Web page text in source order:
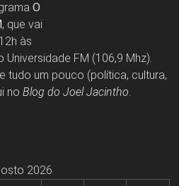
O
, que vai
às
FM (106,9 Mhz).
tudo um pouco (política, cultura,
no Blog do Joel Jacintho.
2026